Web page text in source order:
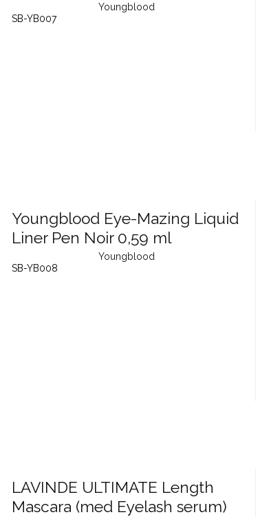
Youngblood
SB-YB007
Youngblood Eye-Mazing Liquid
Liner Pen Noir 0,59 ml
Youngblood
SB-YB008
LAVINDE ULTIMATE Length
Mascara (med Eyelash serum)